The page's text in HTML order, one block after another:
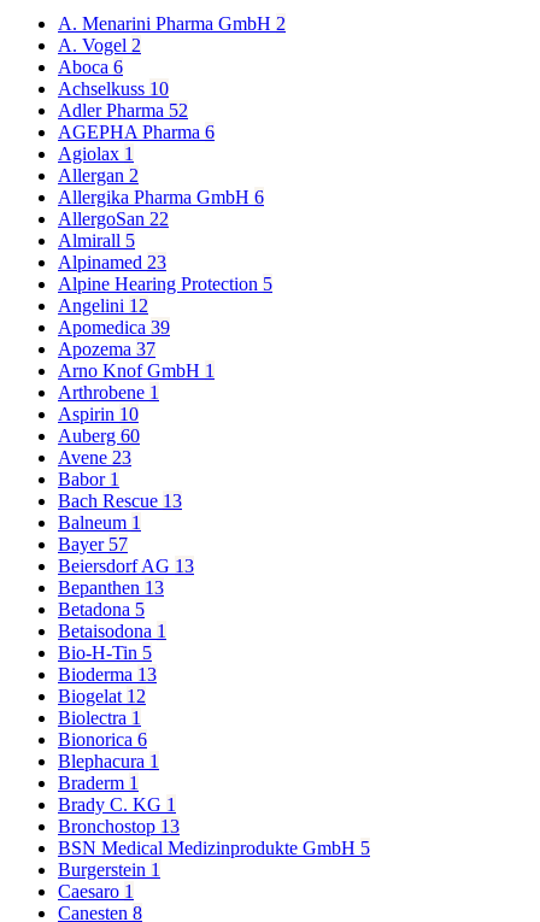
A. Menarini Pharma GmbH 2
A. Vogel 2
Aboca 6
Achselkuss 10
Adler Pharma 52
AGEPHA Pharma 6
Agiolax 1
Allergan 2
Allergika Pharma GmbH 6
AllergoSan 22
Almirall 5
Alpinamed 23
Alpine Hearing Protection 5
Angelini 12
Apomedica 39
Apozema 37
Arno Knof GmbH 1
Arthrobene 1
Aspirin 10
Auberg 60
Avene 23
Babor 1
Bach Rescue 13
Balneum 1
Bayer 57
Beiersdorf AG 13
Bepanthen 13
Betadona 5
Betaisodona 1
Bio-H-Tin 5
Bioderma 13
Biogelat 12
Biolectra 1
Bionorica 6
Blephacura 1
Braderm 1
Brady C. KG 1
Bronchostop 13
BSN Medical Medizinprodukte GmbH 5
Burgerstein 1
Caesaro 1
Canesten 8